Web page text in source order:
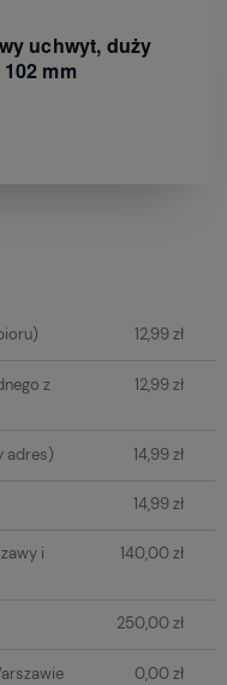
uchwyt, duży
mm
12,99 zł
z
12,99 zł
adres) 14,99 zł
14,99 zł
i
140,00 zł
250,00 zł
0,00 zł